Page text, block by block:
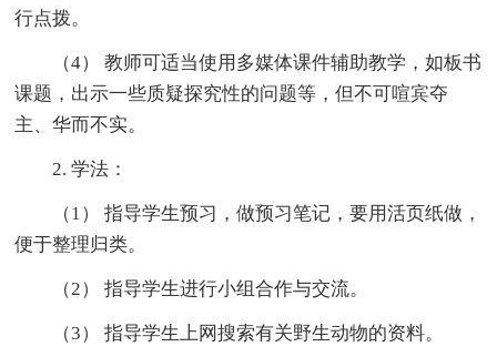
行点拨。
（4） 教师可适当使用多媒体课件辅助教学，如板书
课题，出示一些质疑探究性的问题等，但不可喧宾夺
主、华而不实。
2. 学法：
（1） 指导学生预习，做预习笔记，要用活页纸做，
便于整理归类。
（2） 指导学生进行小组合作与交流。
（3） 指导学生上网搜索有关野生动物的资料。